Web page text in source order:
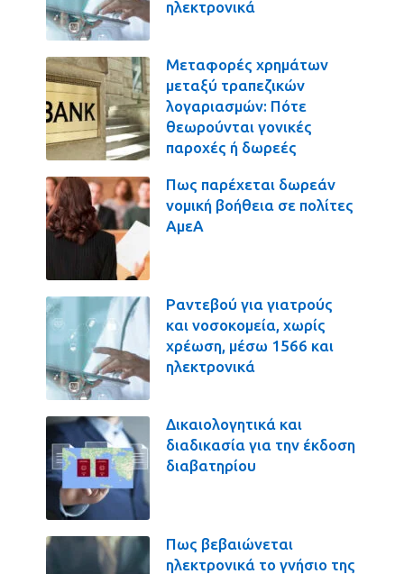
ηλεκτρονικά
Μεταφορές χρημάτων
μεταξύ τραπεζικών
λογαριασμών: Πότε
θεωρούνται γονικές
παροχές ή δωρεές
Πως παρέχεται δωρεάν
νομική βοήθεια σε πολίτες
ΑμεΑ
Ραντεβού για γιατρούς
και νοσοκομεία, χωρίς
χρέωση, μέσω 1566 και
ηλεκτρονικά
Δικαιολογητικά και
διαδικασία για την έκδοση
διαβατηρίου
Πως βεβαιώνεται
ηλεκτρονικά το γνήσιο της